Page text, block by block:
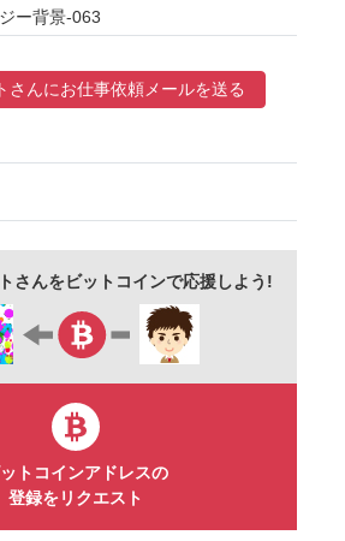
ー背景-063
さんにお仕事依頼メールを送る
さんをビットコインで応援しよう!
トコインアドレスの
登録をリクエスト